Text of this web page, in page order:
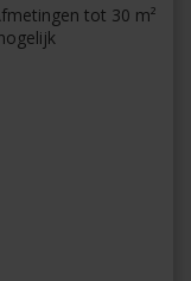
tot 30 m²